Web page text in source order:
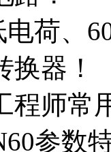
电荷、
换器！
程师常
参数